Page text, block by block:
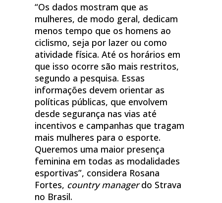
“Os dados mostram que as
mulheres, de modo geral, dedicam
menos tempo que os homens ao
ciclismo, seja por lazer ou como
atividade física. Até os horários em
que isso ocorre são mais restritos,
segundo a pesquisa. Essas
informações devem orientar as
políticas públicas, que envolvem
desde segurança nas vias até
incentivos e campanhas que tragam
mais mulheres para o esporte.
Queremos uma maior presença
feminina em todas as modalidades
esportivas”, considera Rosana
Fortes, country managerdo Strava
no Brasil.